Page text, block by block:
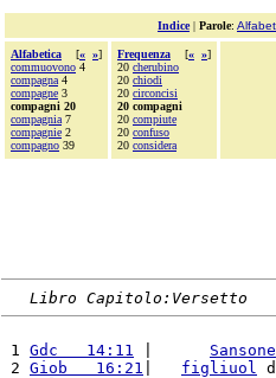
Indice| Parole:
Alfabetica [« »]
commuovono 4
compagna 4
compagne 3
compagni 20
compagnia 7
compagnie 2
compagno 39
Frequenza [« »]
20 cherubino
20 chiodi
20 circoncisi
20 compagni
20 compiute
20 confuso
20 considera
Libro Capitolo:Versetto
1 Gdc   14:11 Sansone
2 Giob   16:21 figliuol